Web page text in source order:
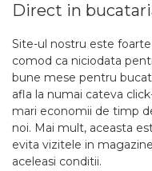
Direct in
Site-ul nostru este
comod ca niciodata
bune mese pentru
afla la numai cateva
mari economii de timp
noi. Mai mult, aceasta
evita vizitele in
aceleasi conditii.